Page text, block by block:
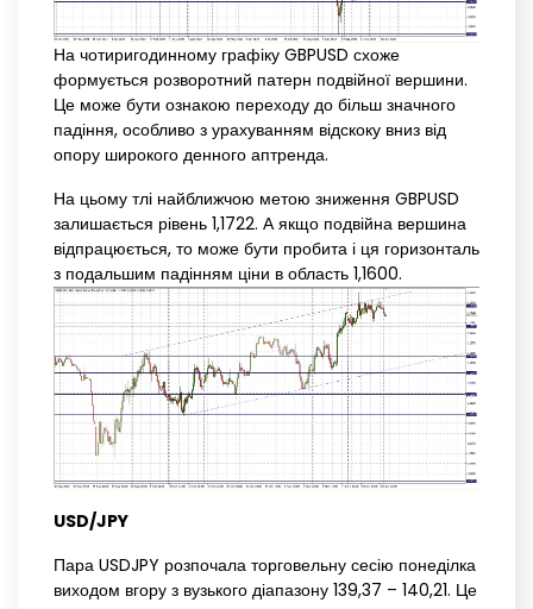
На чотиригодинному графіку GBPUSD схоже
формується розворотний патерн подвійної вершини.
Це може бути ознакою переходу до більш значного
падіння, особливо з урахуванням відскоку вниз від
опору широкого денного аптренда.
На цьому тлі найближчою метою зниження GBPUSD
залишається рівень 1,1722. А якщо подвійна вершина
відпрацюється, то може бути пробита і ця горизонталь
з подальшим падінням ціни в область 1,1600.
USD/JPY
Пара USDJPY розпочала торговельну сесію понеділка
виходом вгору з вузького діапазону 139,37 – 140,21. Це